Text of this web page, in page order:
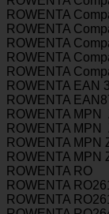
ROWENTA
ROWENTA
ROWENTA
ROWENTA
ROWENTA
ROWENTA EAN
ROWENTA
ROWENTA MPN
ROWENTA MPN
ROWENTA MPN
ROWENTA MPN
ROWENTA RO
ROWENTA
ROWENTA